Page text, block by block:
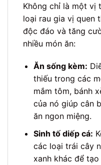
Không chỉ là một vị
loại rau gia vị quen
độc đáo và tăng
nhiều món ăn:
Ăn sống kèm:
thiếu trong các
mắm tôm, bánh
của nó giúp cân
ăn ngon miệng.
Sinh tố diếp cá:
các loại trái cây
xanh khác để